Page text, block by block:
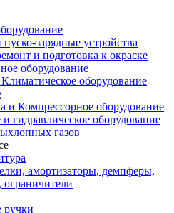
зарядные устройства
и подготовка к окраске
оборудование
оборудование
и Компрессорное оборудование
гидравлическое оборудование
газов
амортизаторы, демпферы,
ограничители
ручки